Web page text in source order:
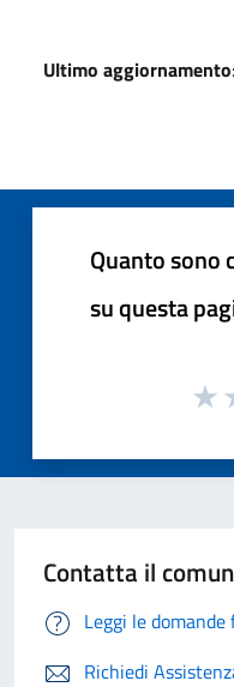
Ultimo aggiornamento
Quanto sono
su questa
Contatta il
Leggi le
Richiedi